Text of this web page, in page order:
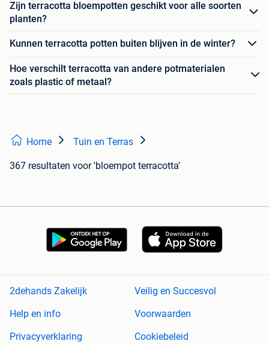
Zijn terracotta bloempotten geschikt voor alle soorten
planten?
Kunnen terracotta potten buiten blijven in de winter?
Hoe verschilt terracotta van andere potmaterialen
zoals plastic of metaal?
Home Tuin en Terras
367 resultaten voor 'bloempot terracotta'
2dehands Zakelijk
Veilig en Succesvol
Help en info
Voorwaarden
Privacyverklaring
Cookiebeleid